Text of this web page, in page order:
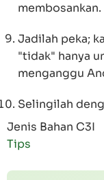
membosankan.
Jadilah peka;
"tidak" hanya
menganggu
Selingilah
Jenis Bahan C3I
Tips